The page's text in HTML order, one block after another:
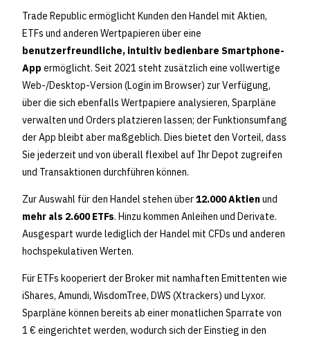
Trade Republic ermöglicht Kunden den Handel mit Aktien,
ETFs und anderen Wertpapieren über eine
benutzerfreundliche, intuitiv bedienbare Smartphone-
App ermöglicht. Seit 2021 steht zusätzlich eine vollwertige
Web-/Desktop-Version (Login im Browser) zur Verfügung,
über die sich ebenfalls Wertpapiere analysieren, Sparpläne
verwalten und Orders platzieren lassen; der Funktionsumfang
der App bleibt aber maßgeblich. Dies bietet den Vorteil, dass
Sie jederzeit und von überall flexibel auf Ihr Depot zugreifen
und Transaktionen durchführen können.
Zur Auswahl für den Handel stehen über12.000 Aktienund
mehr als 2.600 ETFs. Hinzu kommen Anleihen und Derivate.
Ausgespart wurde lediglich der Handel mit CFDs und anderen
hochspekulativen Werten.
Für ETFs kooperiert der Broker mit namhaften Emittenten wie
iShares, Amundi, WisdomTree, DWS (Xtrackers) und Lyxor.
Sparpläne können bereits ab einer monatlichen Sparrate von
1 € eingerichtet werden, wodurch sich der Einstieg in den